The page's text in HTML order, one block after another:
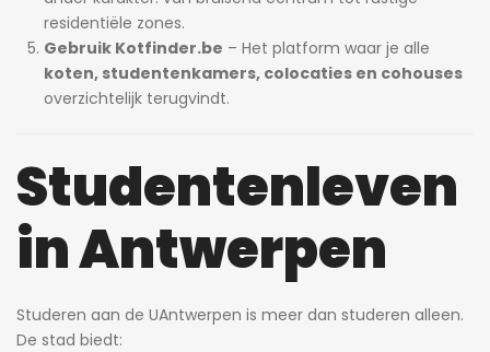
residentiële zones.
Gebruik Kotfinder.be – Het platform waar je alle
koten, studentenkamers, colocaties en cohouses
overzichtelijk terugvindt.
Studentenleven
in Antwerpen
Studeren aan de UAntwerpen is meer dan studeren alleen.
De stad biedt: